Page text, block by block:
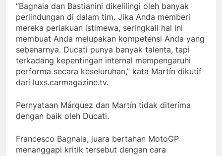
“Bagnaia dan Bastianini dikelilingi oleh banyak
perlindungan di dalam tim. Jika Anda memberi
mereka perlakuan istimewa, seringkali hal ini
membuat Anda melupakan kompetensi Anda yang
sebenarnya. Ducati punya banyak talenta, tapi
terkadang kepentingan internal mempengaruhi
performa secara keseluruhan,” kata Martín dikutif
dari luxs.carmagazine.tv.
Pernyataan Márquez dan Martín tidak diterima
dengan baik oleh Ducati.
Francesco Bagnaia, juara bertahan MotoGP
menanggapi kritik tersebut dengan cara